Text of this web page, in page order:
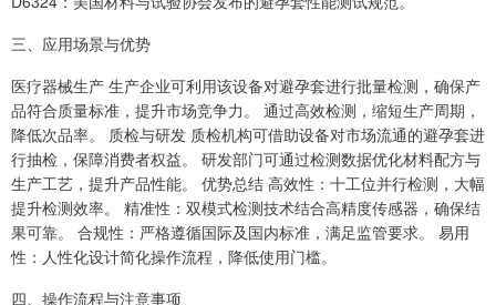
三、应用场景与优势
医疗器械生产 生产企业可利用该设备对避孕套进行批量检测，确保产
品符合质量标准，提升市场竞争力。 通过高效检测，缩短生产周期，
降低次品率。 质检与研发 质检机构可借助设备对市场流通的避孕套进
行抽检，保障消费者权益。 研发部门可通过检测数据优化材料配方与
生产工艺，提升产品性能。 优势总结 高效性：十工位并行检测，大幅
提升检测效率。 精准性：双模式检测技术结合高精度传感器，确保结
果可靠。 合规性：严格遵循国际及国内标准，满足监管要求。 易用
性：人性化设计简化操作流程，降低使用门槛。
四、操作流程与注意事项